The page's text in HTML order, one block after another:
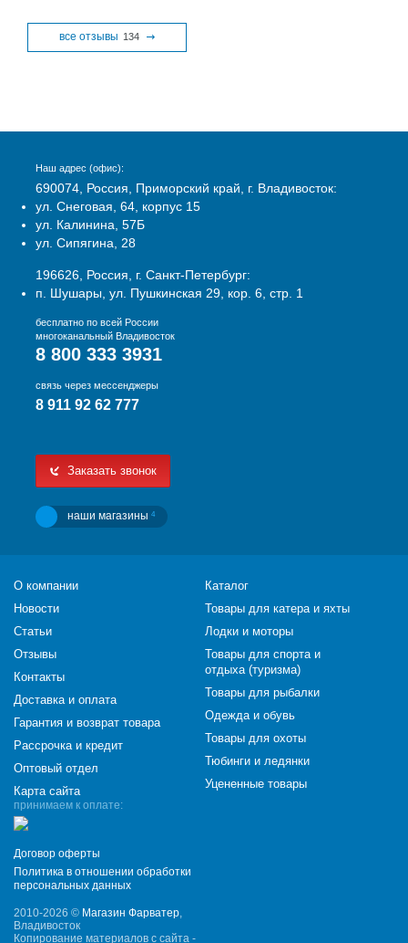
все отзывы 134
Наш адрес (офис):
690074, Россия, Приморский край, г. Владивосток:
ул. Снеговая, 64, корпус 15
ул. Калинина, 57Б
ул. Сипягина, 28
196626, Россия, г. Санкт-Петербург:
п. Шушары, ул. Пушкинская 29, кор. 6, стр. 1
бесплатно по всей России
многоканальный Владивосток
8 800 333 3931
связь через мессенджеры
8 911 92 62 777
Заказать звонок
наши магазины 4
принимаем к оплате:
Договор оферты
Политика в отношении обработки
персональных данных
2010-2026 © Магазин Фарватер,
Владивосток
Копирование материалов с сайта -
О компании
Новости
Статьи
Отзывы
Контакты
Доставка и оплата
Гарантия и возврат товара
Рассрочка и кредит
Оптовый отдел
Карта сайта
Каталог
Товары для катера и яхты
Лодки и моторы
Товары для спорта и
отдыха (туризма)
Товары для рыбалки
Одежда и обувь
Товары для охоты
Тюбинги и ледянки
Уцененные товары